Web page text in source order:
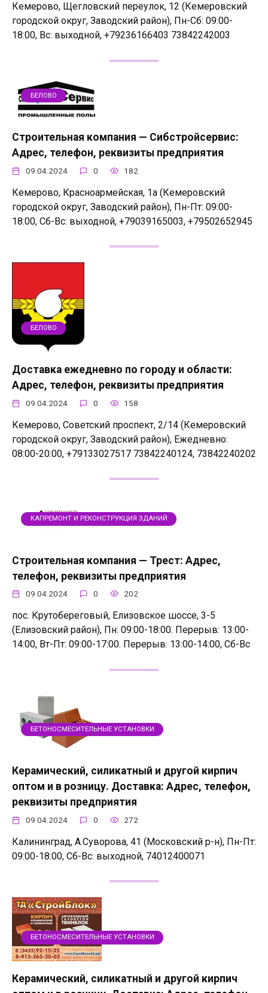
Кемерово, Щегловский переулок, 12 (Кемеровский
городской округ, Заводский район), Пн-Сб: 09:00-
18:00, Вс: выходной, +79236166403 73842242003
БЕЛОВО
Строительная компания — Сибстройсервис:
Адрес, телефон, реквизиты предприятия
09.04.2024 0 182
Кемерово, Красноармейская, 1а (Кемеровский
городской округ, Заводский район), Пн-Пт: 09:00-
18:00, Сб-Вс: выходной, +79039165003, +79502652945
БЕЛОВО
Доставка ежедневно по городу и области:
Адрес, телефон, реквизиты предприятия
09.04.2024 0 158
Кемерово, Советский проспект, 2/14 (Кемеровский
городской округ, Заводский район), Ежедневно:
08:00-20:00, +79133027517 73842240124, 73842240202
КАПРЕМОНТ И РЕКОНСТРУКЦИЯ ЗДАНИЙ
Строительная компания — Трест: Адрес,
телефон, реквизиты предприятия
09.04.2024 0 202
пос. Крутобереговый, Елизовское шоссе, 3-5
(Елизовский район), Пн: 09:00-18:00. Перерыв: 13:00-
14:00, Вт-Пт: 09:00-17:00. Перерыв: 13:00-14:00, Сб-Вс
БЕТОНОСМЕСИТЕЛЬНЫЕ УСТАНОВКИ
Керамический, силикатный и другой кирпич
оптом и в розницу. Доставка: Адрес, телефон,
реквизиты предприятия
09.04.2024 0 272
Калининград, А.Суворова, 41 (Московский р-н), Пн-Пт:
09:00-18:00, Сб-Вс: выходной, 74012400071
БЕТОНОСМЕСИТЕЛЬНЫЕ УСТАНОВКИ
Керамический, силикатный и другой кирпич